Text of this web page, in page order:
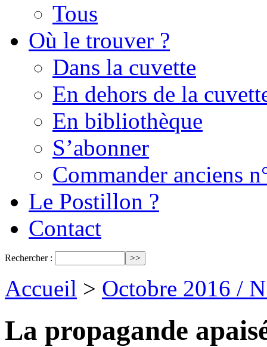
Tous
Où le trouver ?
Dans la cuvette
En dehors de la
En bibliothèque
S’abonner
Commander anciens
Le Postillon ?
Contact
Rechercher :
Accueil > Octobre 2016 /
La propagande